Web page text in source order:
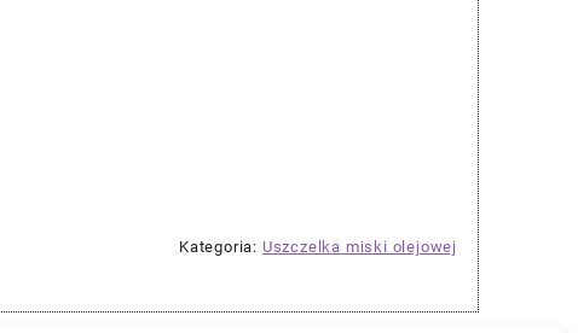
Kategoria: Uszczelka miski olejowej